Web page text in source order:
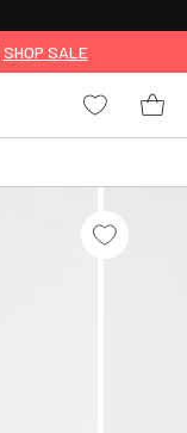
SHOP SALE